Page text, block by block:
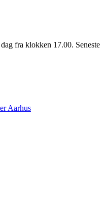
fra klokken 17.00. Seneste
Aarhus